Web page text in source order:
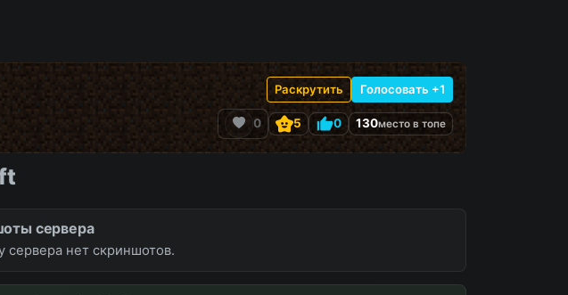
Раскрутить Голосовать +1
0 5 0 130место в топе
сервера
сервера нет скриншотов.